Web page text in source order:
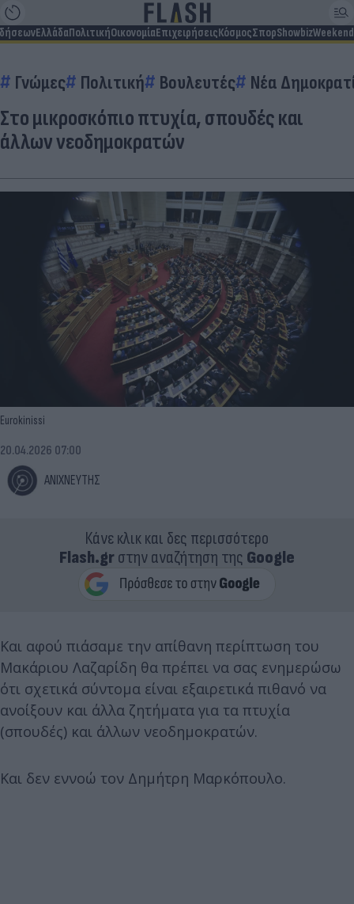
ΕλλάδαΠολιτικήΟικονομίαΕπιχειρήσειςΚόσμοςΣπορShowbizWeekend
Γνώμες Πολιτική Βουλευτές Νέα
Στο μικροσκόπιο πτυχία, σπουδές και
άλλων νεοδημοκρατών
Eurokinissi
ΑΝΙΧΝΕΥΤΗΣ
20.04.2026 07:00
Κάνε κλικ και δες περισσότερο
Flash.grστην αναζήτηση της Google
Και αφού πιάσαμε την απίθανη περίπτωση του
Μακάριου Λαζαρίδη θα πρέπει να σας ενημερώσω
ότι σχετικά σύντομα είναι εξαιρετικά πιθανό να
ανοίξουν και άλλα ζητήματα για τα πτυχία
(σπουδές) και άλλων νεοδημοκρατών.
Και δεν εννοώ τον Δημήτρη Μαρκόπουλο.